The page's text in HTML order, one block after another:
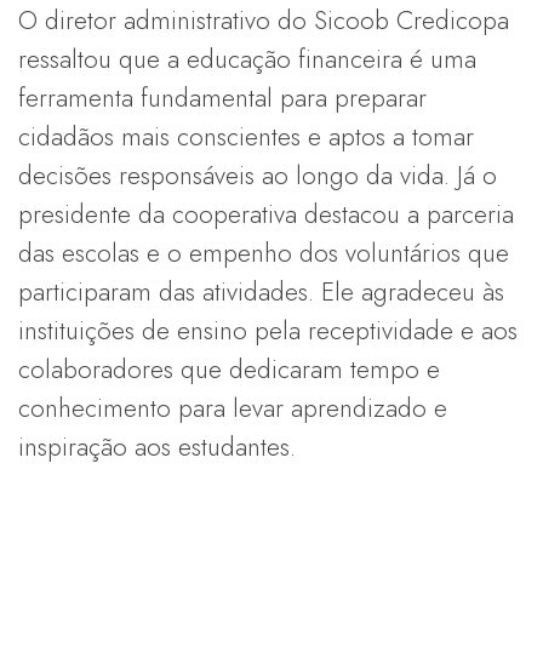
O diretor administrativo do Sicoob Credicopa
ressaltou que a educação financeira é uma
ferramenta fundamental para preparar
cidadãos mais conscientes e aptos a tomar
decisões responsáveis ao longo da vida. Já o
presidente da cooperativa destacou a parceria
das escolas e o empenho dos voluntários que
participaram das atividades. Ele agradeceu às
instituições de ensino pela receptividade e aos
colaboradores que dedicaram tempo e
conhecimento para levar aprendizado e
inspiração aos estudantes.